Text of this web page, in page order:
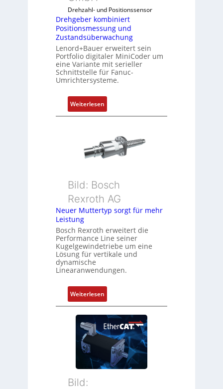
m
b
i
i
e
r
P
o
s
i
o
m
s
u
n
g
n
d
Z
u
s
t
a
s
Drehzahl- und Positionssensor
Drehgeber kombiniert
Positionsmessung und
Zustandsüberwachung
Lenord+Bauer erweitert sein
Portfolio digitaler MiniCoder um
eine Variante mit serieller
Schnittstelle für Fanuc-
Umrichtersysteme.
Weiterlesen:
D
h
g
e
k
m
b
i
i
r
t
P
o
s
i
Bild: Bosch
Rexroth AG
Neuer Muttertyp sorgt für mehr
Leistung
Bosch Rexroth erweitert die
Performance Line seiner
Kugelgewindetriebe um eine
Lösung für vertikale und
dynamische
Linearanwendungen.
Weiterlesen:
N
e
u
e
u
Bild: